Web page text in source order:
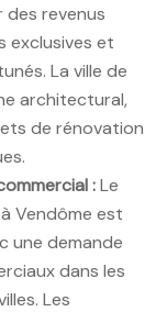
revenus
exclusives et
La ville de
architectural,
de rénovation
:Le
Vendôme est
une demande
dans les
Les